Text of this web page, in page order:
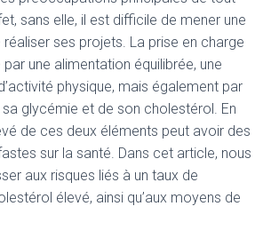
sans elle, il est difficile de mener une
ses projets. La prise en charge
une alimentation équilibrée, une
physique, mais également par
sa glycémie et de son cholestérol. En
de ces deux éléments peut avoir des
sur la santé. Dans cet article, nous
aux risques liés à un taux de
élevé, ainsi qu’aux moyens de